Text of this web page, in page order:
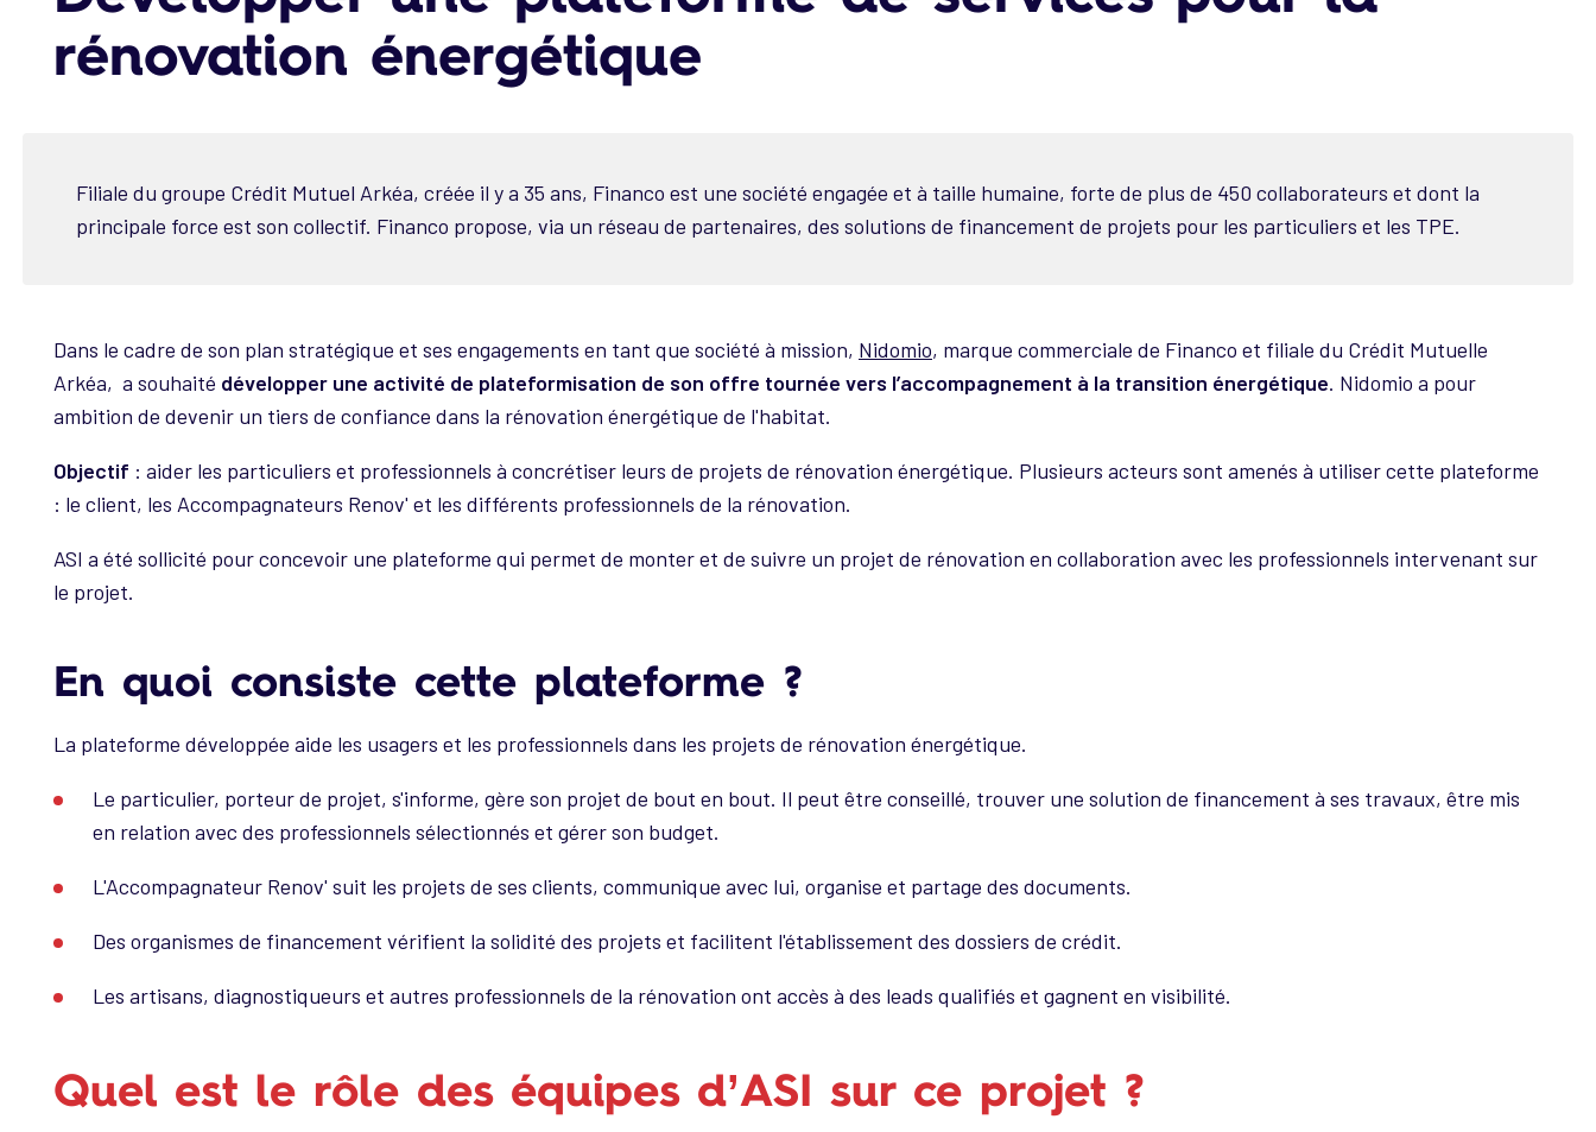
rénovation énergétique
Filiale du groupe Crédit Mutuel Arkéa, créée il y a 35 ans, Financo est une société engagée et à taille humaine, forte de plus de 450 collaborateurs et dont la
principale force est son collectif. Financo propose, via un réseau de partenaires, des solutions de financement de projets pour les particuliers et les TPE.
Dans le cadre de son plan stratégique et ses engagements en tant que société à mission, Nidomio, marque commerciale de Financo et filiale du Crédit Mutuelle
Arkéa, a souhaité développer une activité de plateformisation de son offre tournée vers l’accompagnement à la transition énergétique. Nidomio a pour
ambition de devenir un tiers de confiance dans la rénovation énergétique de l'habitat.
Objectif : aider les particuliers et professionnels à concrétiser leurs de projets de rénovation énergétique. Plusieurs acteurs sont amenés à utiliser cette plateforme
: le client, les Accompagnateurs Renov' et les différents professionnels de la rénovation.
ASI a été sollicité pour concevoir une plateforme qui permet de monter et de suivre un projet de rénovation en collaboration avec les professionnels intervenant sur
le projet.
En quoi consiste cette plateforme ?
La plateforme développée aide les usagers et les professionnels dans les projets de rénovation énergétique.
Le particulier, porteur de projet, s'informe, gère son projet de bout en bout. Il peut être conseillé, trouver une solution de financement à ses travaux, être mis
en relation avec des professionnels sélectionnés et gérer son budget.
L'Accompagnateur Renov' suit les projets de ses clients, communique avec lui, organise et partage des documents.
Des organismes de financement vérifient la solidité des projets et facilitent l'établissement des dossiers de crédit.
Les artisans, diagnostiqueurs et autres professionnels de la rénovation ont accès à des leads qualifiés et gagnent en visibilité.
Quel est le rôle des équipes d’ASI sur ce projet ?